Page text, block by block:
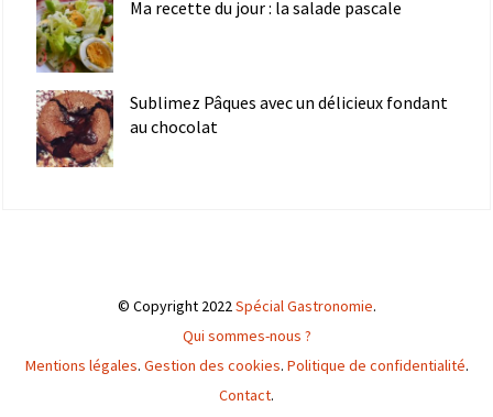
Ma recette du jour : la salade pascale
Sublimez Pâques avec un délicieux fondant
au chocolat
© Copyright 2022Spécial Gastronomie.
Qui sommes-nous ?
Mentions légales. Gestion des cookies. Politique de confidentialité.
Contact.